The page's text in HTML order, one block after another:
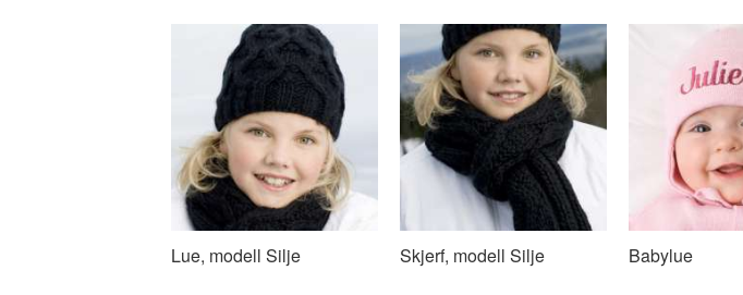
Lue, modell Silje Skjerf, modell Silje Babylue